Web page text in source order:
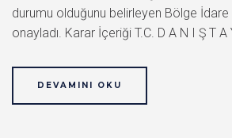
durumu olduğunu belirleyen Bölge İdare
onayladı. Karar İçeriği T.C. D A N I Ş T A
DEVAMINI OKU